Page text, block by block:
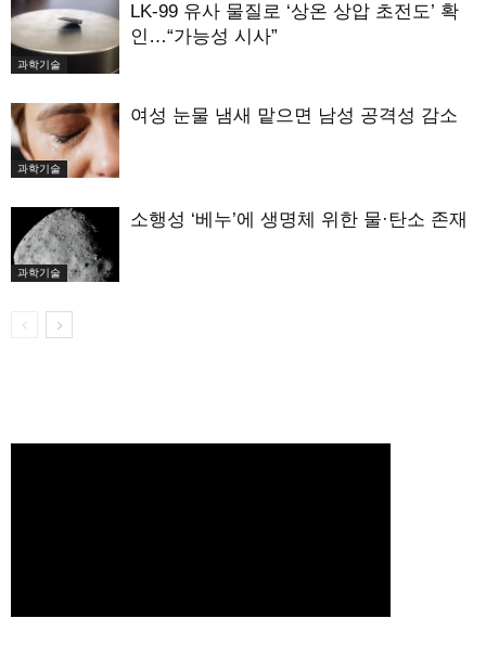
과학기술
LK-99 유사 물질로 ‘상온 상압 초전도’ 확
인…“가능성 시사”
과학기술
여성 눈물 냄새 맡으면 남성 공격성 감소
과학기술
소행성 ‘베누’에 생명체 위한 물·탄소 존재